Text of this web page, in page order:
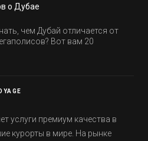
первые заезды дают промо-
о Дубае
чем Дубай отличается от
Вот вам 20
услуги премиум качества в
курорты в мире. На рынке